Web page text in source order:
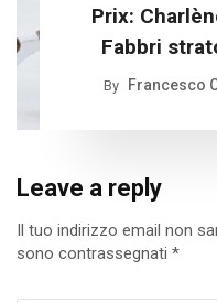
Prix:
Fabbri
By Francesco
Leave a reply
Il tuo indirizzo email non
sono contrassegnati *